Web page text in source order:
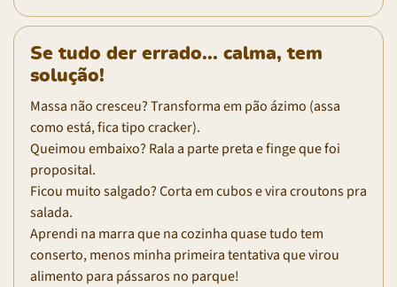
Se tudo der errado... calma, tem
solução!
Massa não cresceu? Transforma em pão ázimo (assa
como está, fica tipo cracker).
Queimou embaixo? Rala a parte preta e finge que foi
proposital.
Ficou muito salgado? Corta em cubos e vira croutons pra
salada.
Aprendi na marra que na cozinha quase tudo tem
conserto, menos minha primeira tentativa que virou
alimento para pássaros no parque!